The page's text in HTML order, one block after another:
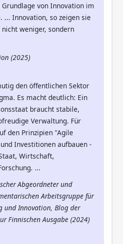
von Innovation im
Innovation, so zeigen sie
weniger, sondern
(2025)
den öffentlichen Sektor
Es macht deutlich: Ein
braucht stabile,
Verwaltung. Für
den Prinzipien "Agile
Investitionen aufbauen -
Wirtschaft,
...
Abgeordneter und
Arbeitsgruppe für
und Innovation, Blog der
Finnischen Ausgabe (2024)